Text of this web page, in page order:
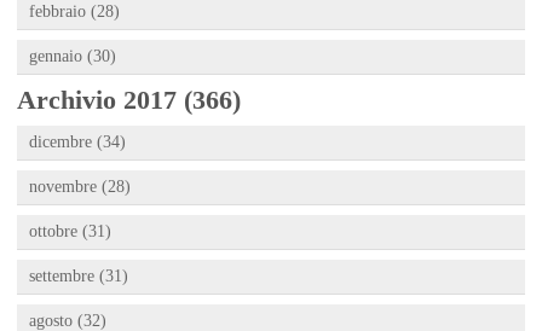
febbraio (28)
gennaio (30)
Archivio 2017 (366)
dicembre (34)
novembre (28)
ottobre (31)
settembre (31)
agosto (32)